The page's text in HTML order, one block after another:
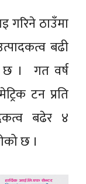
गरिने ठाउँमा
बढी
छ । गत वर्ष
टन प्रति
बढेर ४
छ ।